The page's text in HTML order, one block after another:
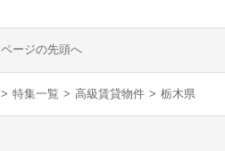
ページの先頭へ
> 特集一覧 > 高級賃貸物件 > 栃木県